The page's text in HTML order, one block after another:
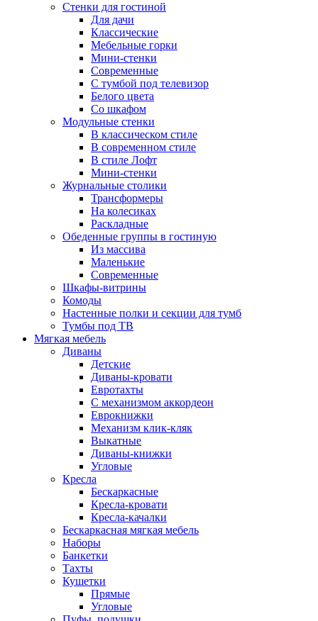
Стенки для гостиной
Для дачи
Классические
Мебельные горки
Мини-стенки
Современные
С тумбой под телевизор
Белого цвета
Со шкафом
Модульные стенки
В классическом стиле
В современном стиле
В стиле Лофт
Мини-стенки
Журнальные столики
Трансформеры
На колесиках
Раскладные
Обеденные группы в гостиную
Из массива
Маленькие
Современные
Шкафы-витрины
Комоды
Настенные полки и секции для тумб
Тумбы под ТВ
Мягкая мебель
Диваны
Детские
Диваны-кровати
Евротахты
С механизмом аккордеон
Еврокнижки
Механизм клик-кляк
Выкатные
Диваны-книжки
Угловые
Кресла
Бескаркасные
Кресла-кровати
Кресла-качалки
Бескаркасная мягкая мебель
Наборы
Банкетки
Тахты
Кушетки
Прямые
Угловые